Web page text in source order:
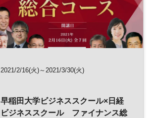
2021/2/16(火)～2021/3/30(火)
早稲田大学ビジネススクール×日経
ビジネススクール ファイナンス総